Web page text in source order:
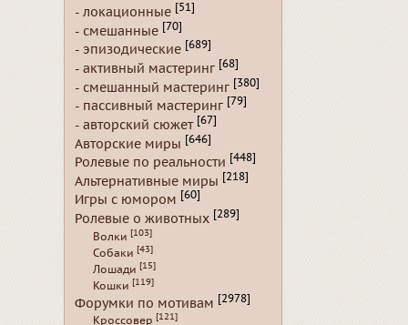
- локационные [51]
- смешанные [70]
- эпизодические [689]
- активный мастеринг [68]
- смешанный мастеринг [380]
- пассивный мастеринг [79]
- авторский сюжет [67]
Авторские миры [646]
Ролевые по реальности [448]
Альтернативные миры [218]
Игры с юмором [60]
Ролевые о животных [289]
Волки [103]
Собаки [43]
Лошади [15]
Кошки [119]
Форумки по мотивам [2978]
Кроссовер [121]